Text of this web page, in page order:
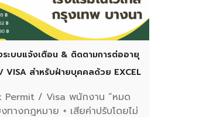
ระบบแจ้งเตือน & ติดตามการต่ออายุ
สำหรับฝ่ายบุคคลด้วย EXCEL
Permit / Visa พนักงาน “หมด
ทางกฎหมาย + เสียค่าปรับโดยไม่